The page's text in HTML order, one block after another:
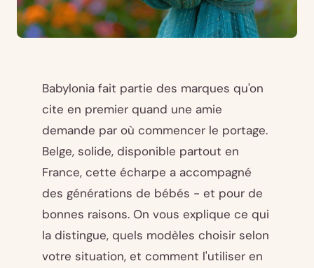
Babylonia fait partie des marques qu'on
cite en premier quand une amie
demande par où commencer le portage.
Belge, solide, disponible partout en
France, cette écharpe a accompagné
des générations de bébés - et pour de
bonnes raisons. On vous explique ce qui
la distingue, quels modèles choisir selon
votre situation, et comment l'utiliser en